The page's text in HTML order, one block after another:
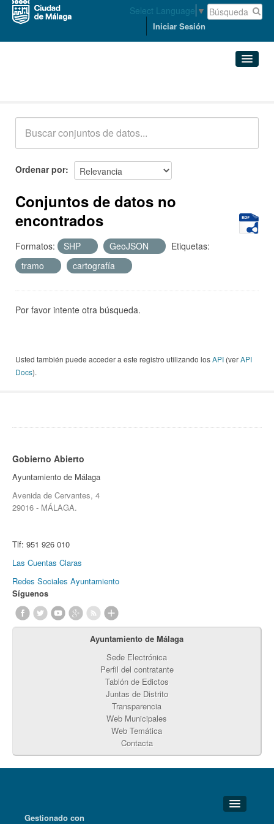
Select Language ▼
Iniciar Sesión
Acerca de
Ordenar por
Conjuntos de datos no
encontrados
Formatos: SHP GeoJSON
Etiquetas:
tramo
cartografía
Por favor intente otra búsqueda.
Usted también puede acceder a este registro utilizando losAPI (verAPI
Docs).
Gobierno Abierto
Ayuntamiento de Málaga
Avenida de Cervantes, 4
29016 - MÁLAGA.
Tlf: 951 926 010
Las Cuentas Claras
Redes Sociales Ayuntamiento
Síguenos
Ayuntamiento de Málaga
Sede Electrónica
Perfil del contratante
Tablón de Edictos
Juntas de Distrito
Transparencia
Web Municipales
Web Temática
Contacta
Gestionado con